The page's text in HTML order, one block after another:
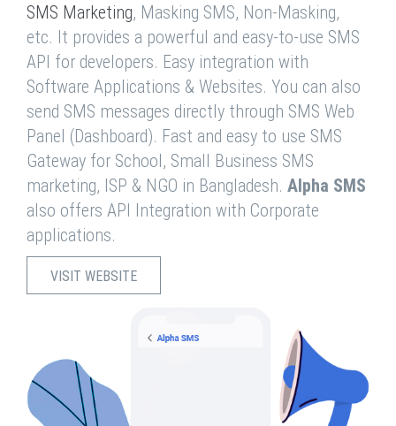
SMS Marketing, Masking SMS, Non-Masking,
etc. It provides a powerful and easy-to-use SMS
API for developers. Easy integration with
Software Applications & Websites. You can also
send SMS messages directly through SMS Web
Panel (Dashboard). Fast and easy to use SMS
Gateway for School, Small Business SMS
marketing, ISP & NGO in Bangladesh. Alpha SMS
also offers API Integration with Corporate
applications.
VISIT WEBSITE